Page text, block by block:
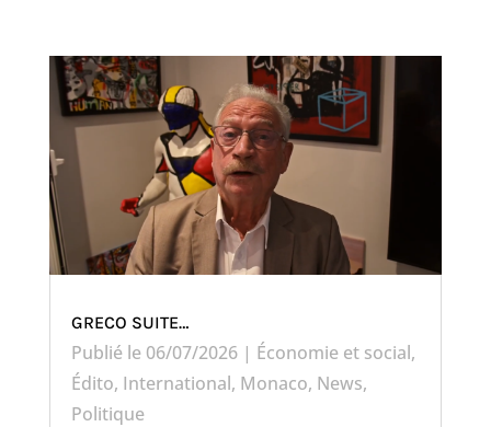
GRECO SUITE…
Publié le 06/07/2026| Économie et social,
Édito, International, Monaco, News,
Politique